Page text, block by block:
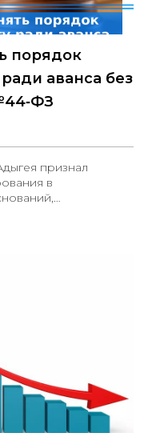
порядок
аванса без
признал
в